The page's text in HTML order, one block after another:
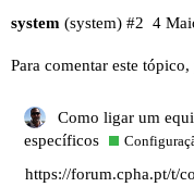
system (system) 4
#2
Para comentar este
Como ligar um
específicos
https://forum.cpha.pt/t/